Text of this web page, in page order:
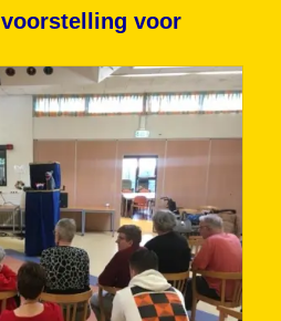
voorstelling voor